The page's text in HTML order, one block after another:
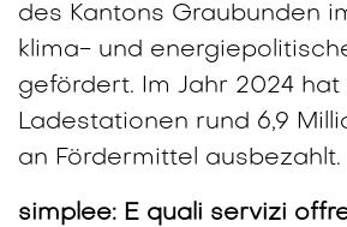
des Kantons Graubunden
klima- und
gefördert. Im Jahr 2024 hat
Ladestationen rund 6,9
an Fördermittel ausbezahlt.
simplee: E quali servizi